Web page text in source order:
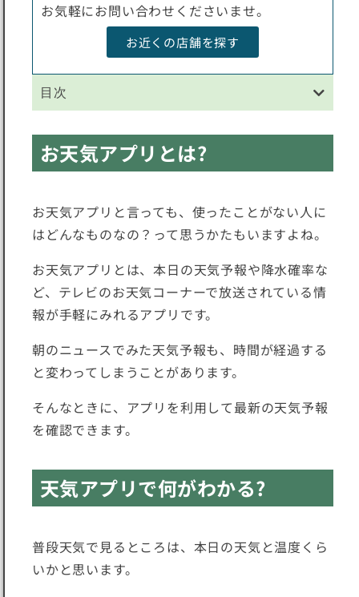
お気軽にお問い合わせくださいませ。
お近くの店舗を探す
目次
お天気アプリとは?
お天気アプリと言っても、使ったことがない人に
はどんなものなの？って思うかたもいますよね。
お天気アプリとは、本日の天気予報や降水確率な
ど、テレビのお天気コーナーで放送されている情
報が手軽にみれるアプリです。
朝のニュースでみた天気予報も、時間が経過する
と変わってしまうことがあります。
そんなときに、アプリを利用して最新の天気予報
を確認できます。
天気アプリで何がわかる?
普段天気で見るところは、 本日の天気と温度くら
いかと思います。